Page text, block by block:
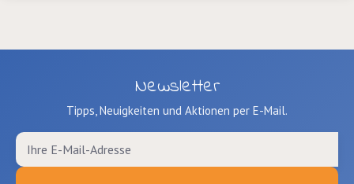
Newsletter
Tipps, Neuigkeiten und Aktionen per E-Mail.